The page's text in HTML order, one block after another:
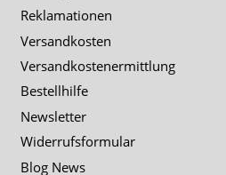
Reklamationen
Versandkosten
Versandkostenermittlung
Bestellhilfe
Newsletter
Widerrufsformular
Blog News